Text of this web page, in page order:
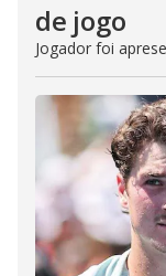
de jogo
Jogador foi